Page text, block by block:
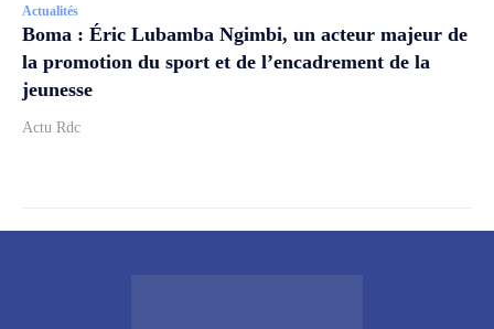
Actualités
Boma : Éric Lubamba Ngimbi, un acteur majeur de
la promotion du sport et de l’encadrement de la
jeunesse
Actu Rdc